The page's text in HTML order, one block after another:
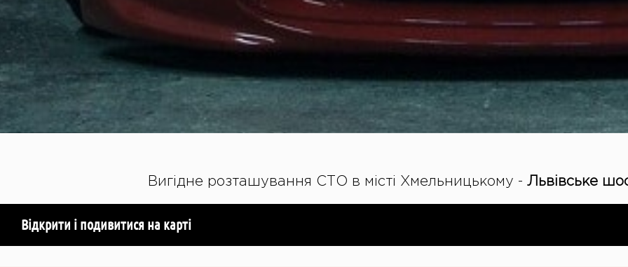
Вигідне розташування СТО в місті Хмельницькому - Львівське
Відкрити і подивитися на карті